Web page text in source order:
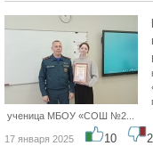
ученица МБОУ «СОШ №2...
17 января 2025 10 2